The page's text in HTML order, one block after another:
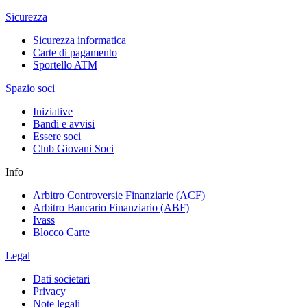
Sicurezza
Sicurezza informatica
Carte di pagamento
Sportello ATM
Spazio soci
Iniziative
Bandi e avvisi
Essere soci
Club Giovani Soci
Info
Arbitro Controversie Finanziarie (ACF)
Arbitro Bancario Finanziario (ABF)
Ivass
Blocco Carte
Legal
Dati societari
Privacy
Note legali